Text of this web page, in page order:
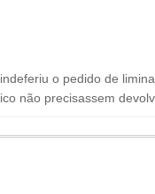
o pedido de
não precisassem